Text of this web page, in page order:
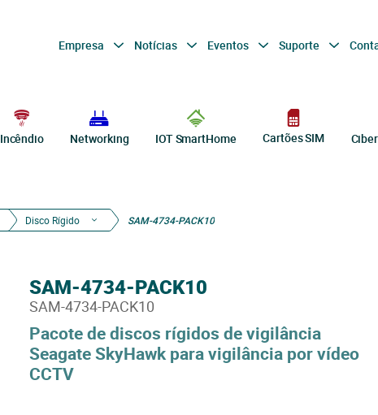
Empresa Notícias Eventos Suporte
Incêndio Networking IOT SmartHome Cartões SIM
Disco Rígido SAM-4734-PACK10
Pacote de discos rígidos de vigilância
Seagate SkyHawk para vigilância por vídeo
CCTV
SAM-4734-PACK10
SAM-4734-PACK10